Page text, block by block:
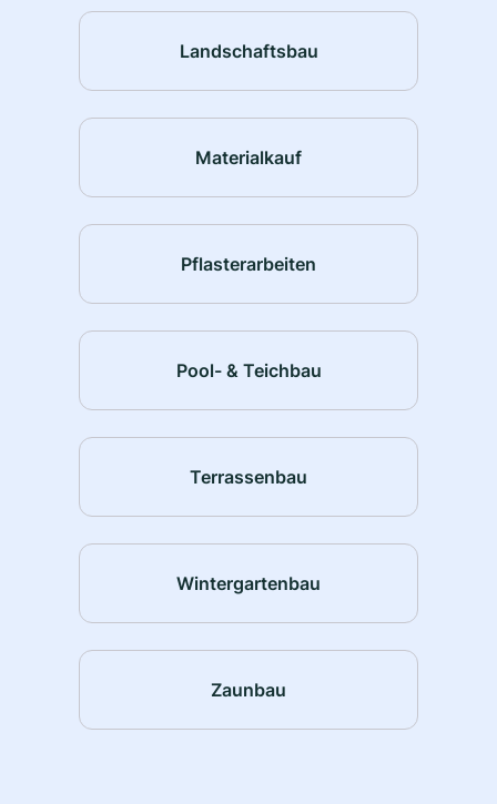
Landschaftsbau
Materialkauf
Pflasterarbeiten
Pool- & Teichbau
Terrassenbau
Wintergartenbau
Zaunbau